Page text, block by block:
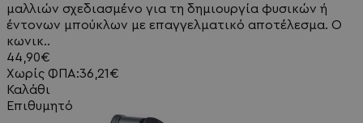
μαλλιών σχεδιασμένο για τη δημιουργία φυσικών ή
έντονων μπούκλων με επαγγελματικό αποτέλεσμα. Ο
κωνικ..
44,90€
Χωρίς ΦΠΑ:36,21€
Καλάθι
Επιθυμητό